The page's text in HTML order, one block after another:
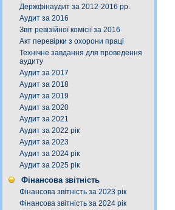
Держфінаудит за 2012-2016 рр.
Аудит за 2016
Звіт ревізійної комісії за 2016
Акт перевірки з охорони праці
Технічне завдання для проведення
аудиту
Аудит за 2017
Аудит за 2018
Аудит за 2019
Аудит за 2020
Аудит за 2021
Аудит за 2022 рік
Аудит за 2023
Аудит за 2024 рік
Аудит за 2025 рік
Фінансова звітність
Фінансова звітність за 2023 рік
Фінансова звітність за 2024 рік